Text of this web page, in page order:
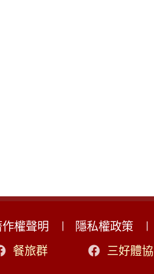
權聲明 隱私權政策
餐旅群
三好體協